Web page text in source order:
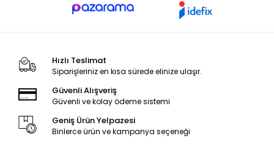
Hızlı Teslimat
Siparişleriniz en kısa sürede elinize ulaşır.
Güvenli Alışveriş
Güvenli ve kolay ödeme sistemi
Geniş Ürün Yelpazesi
Binlerce ürün ve kampanya seçeneği